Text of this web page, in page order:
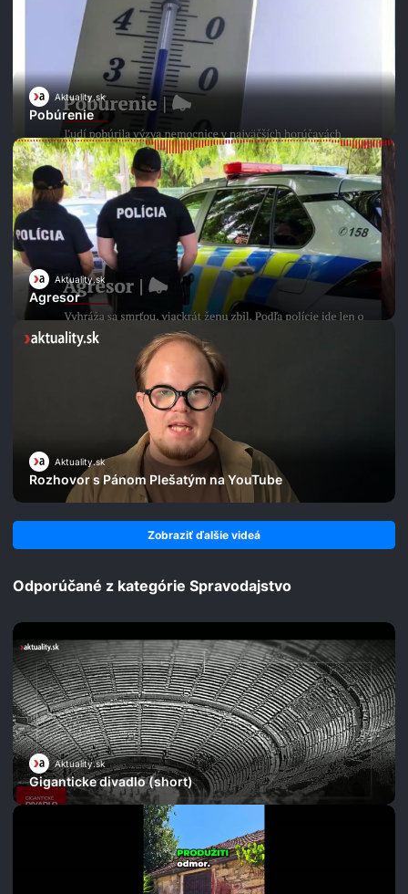
Aktuality.sk
Pobúrenie
Aktuality.sk
Agresor
Aktuality.sk
Rozhovor s Pánom Plešatým na YouTube
Zobraziť ďalšie videá
Odporúčané z kategórie Spravodajstvo
Aktuality.sk
Giganticke divadlo (short)